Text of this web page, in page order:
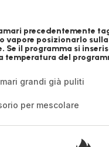
precedentemente
vapore posizionarlo
Se il programma si
temperatura del
grandi già puliti
per mescolare